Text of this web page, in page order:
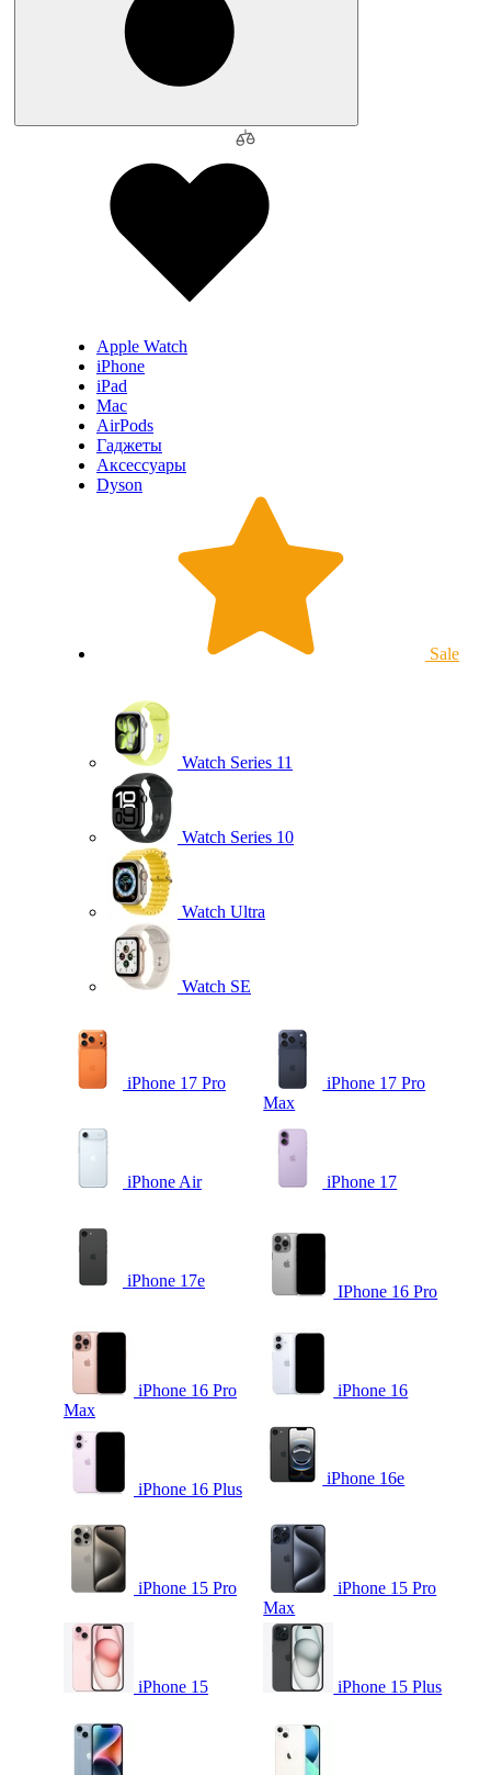
Apple Watch
iPhone
iPad
Mac
AirPods
Гаджеты
Аксессуары
Dyson
Sale
Watch Series 11
Watch Series 10
Watch Ultra
Watch SE
iPhone 17 Pro
iPhone 17 Pro
Max
iPhone Air iPhone 17
iPhone 17e
IPhone 16 Pro
iPhone 16 Pro
Max
iPhone 16
iPhone 16 Plus
iPhone 16e
iPhone 15 Pro
iPhone 15 Pro
Max
iPhone 15 iPhone 15 Plus